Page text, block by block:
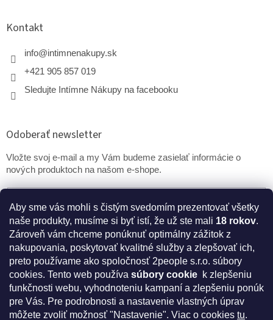
Aby sme vás mohli s čistým svedomím prezentovať všetky
naše produkty, musíme si byť istí, že už ste mali 18 rokov.
Zároveň vám chceme ponúknuť optimálny zážitok z
nakupovania, poskytovať kvalitné služby a zlepšovať ich,
preto používame ako spoločnosť 2people s.r.o. súbory
cookies. Tento web používa súbory cookie k zlepšeniu
funkčnosti webu, vyhodnoteniu kampaní a zlepšeniu ponúk
pre Vás. Pre podrobnosti a nastavenie vlastných úprav
môžete zvoliť možnosť "Nastavenie". Viac o cookies tu.
Kontakt
info@intimnenakupy.sk
+421 905 857 019
Sledujte Intímne Nákupy na facebooku
Odoberať newsletter
Vložte svoj e-mail a my Vám budeme zasielať informácie o
nových produktoch na našom e-shope.
PRIHLÁSIŤ SA
* Disclaimer: Bezpečnostné prehlásenie k výživovým
doplnkom a kozmetike